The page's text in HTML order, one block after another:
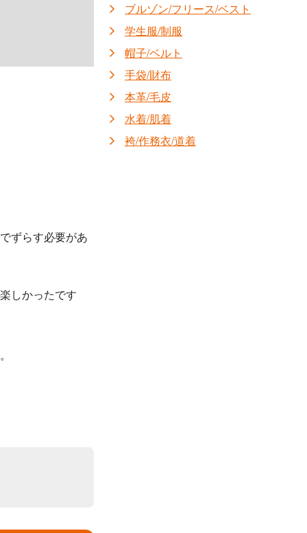
ずらす必要があ
しかったです
ブルゾン/フリース/ベスト
学生服/制服
帽子/ベルト
手袋/財布
本革/毛皮
水着/肌着
袴/作務衣/道着